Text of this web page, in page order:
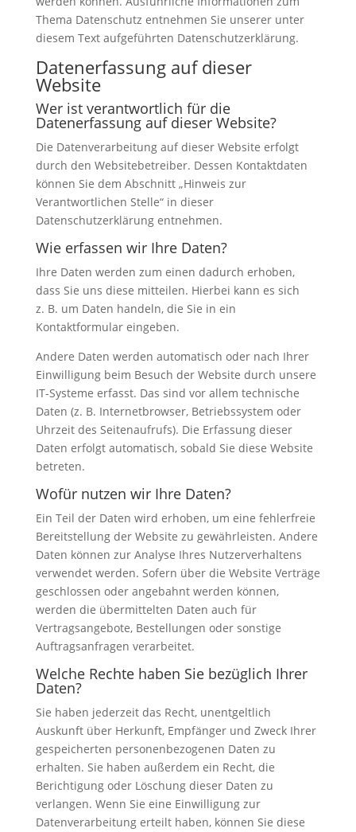
Thema Datenschutz entnehmen Sie unserer unter
diesem Text aufgeführten Datenschutzerklärung.
Datenerfassung auf dieser
Website
Wer ist verantwortlich für die
Datenerfassung auf dieser Website?
Die Datenverarbeitung auf dieser Website erfolgt
durch den Websitebetreiber. Dessen Kontaktdaten
können Sie dem Abschnitt „Hinweis zur
Verantwortlichen Stelle“ in dieser
Datenschutzerklärung entnehmen.
Wie erfassen wir Ihre Daten?
Ihre Daten werden zum einen dadurch erhoben,
dass Sie uns diese mitteilen. Hierbei kann es sich
z. B. um Daten handeln, die Sie in ein
Kontaktformular eingeben.
Andere Daten werden automatisch oder nach Ihrer
Einwilligung beim Besuch der Website durch unsere
IT-Systeme erfasst. Das sind vor allem technische
Daten (z. B. Internetbrowser, Betriebssystem oder
Uhrzeit des Seitenaufrufs). Die Erfassung dieser
Daten erfolgt automatisch, sobald Sie diese Website
betreten.
Wofür nutzen wir Ihre Daten?
Ein Teil der Daten wird erhoben, um eine fehlerfreie
Bereitstellung der Website zu gewährleisten. Andere
Daten können zur Analyse Ihres Nutzerverhaltens
verwendet werden. Sofern über die Website Verträge
geschlossen oder angebahnt werden können,
werden die übermittelten Daten auch für
Vertragsangebote, Bestellungen oder sonstige
Auftragsanfragen verarbeitet.
Welche Rechte haben Sie bezüglich Ihrer
Daten?
Sie haben jederzeit das Recht, unentgeltlich
Auskunft über Herkunft, Empfänger und Zweck Ihrer
gespeicherten personenbezogenen Daten zu
erhalten. Sie haben außerdem ein Recht, die
Berichtigung oder Löschung dieser Daten zu
verlangen. Wenn Sie eine Einwilligung zur
Datenverarbeitung erteilt haben, können Sie diese